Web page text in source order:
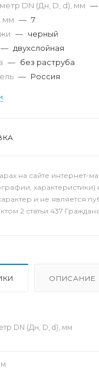
DN (Дн, D, d), мм —
мм — 7
— черный
— двухслойная
— без раструба
— Россия
на сайте интернет-
характеристики)
и не является
2 статьи 437
ОПИСАНИЕ
DN (Дн, D, d), мм